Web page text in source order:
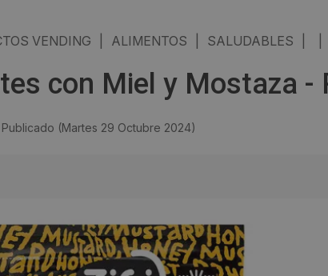
VENDING ALIMENTOS SALUDABLES
con Miel y Mostaza -
Publicado (Martes 29 Octubre 2024)